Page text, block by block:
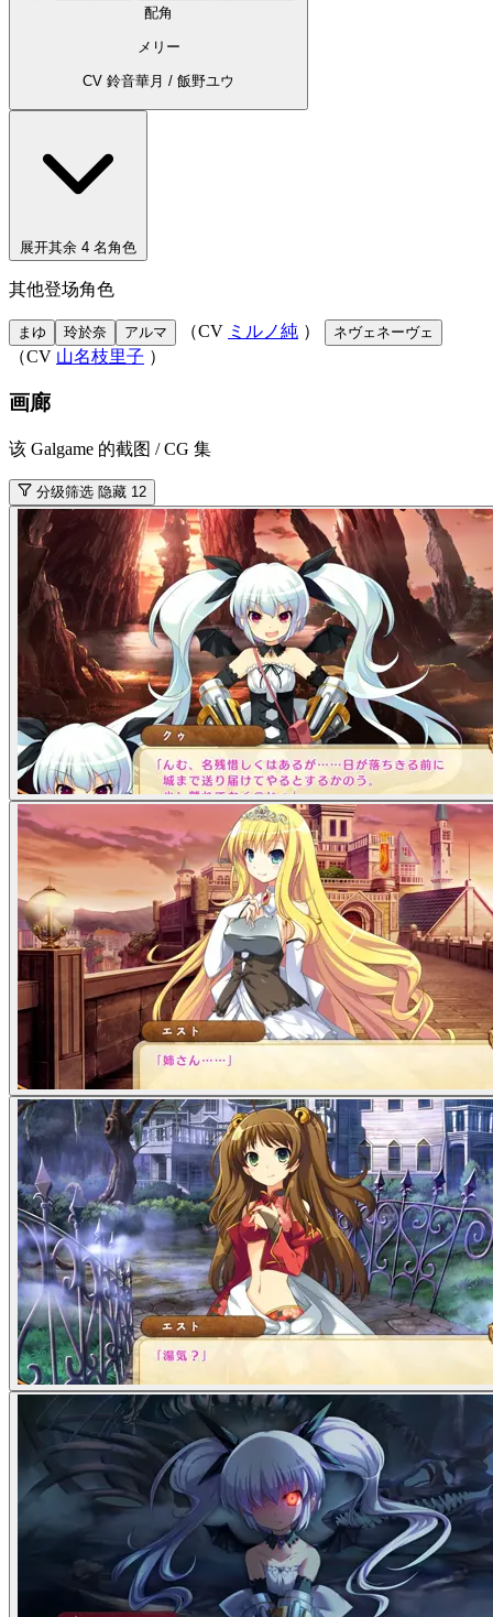
配角
メリー
CV 鈴音華月 / 飯野ユウ
展开其余 4 名角色
其他登场角色
まゆ 玲於奈 アルマ （CV ミルノ純 ） ネヴェネーヴェ
（CV 山名枝里子 ）
画廊
该 Galgame 的截图 / CG 集
分级筛选 隐藏 12